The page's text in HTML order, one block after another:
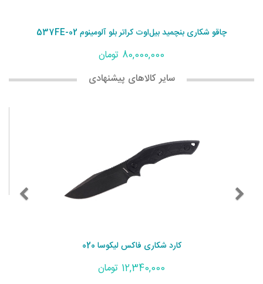
چاقو شکاری بنچمید بیل‌اوت کراتر بلو آلومینوم 537FE-02
80,000,000 تومان
سایر کالاهای پیشنهادی
کارد شکاری فاکس لیکوسا 020
12,340,000 تومان